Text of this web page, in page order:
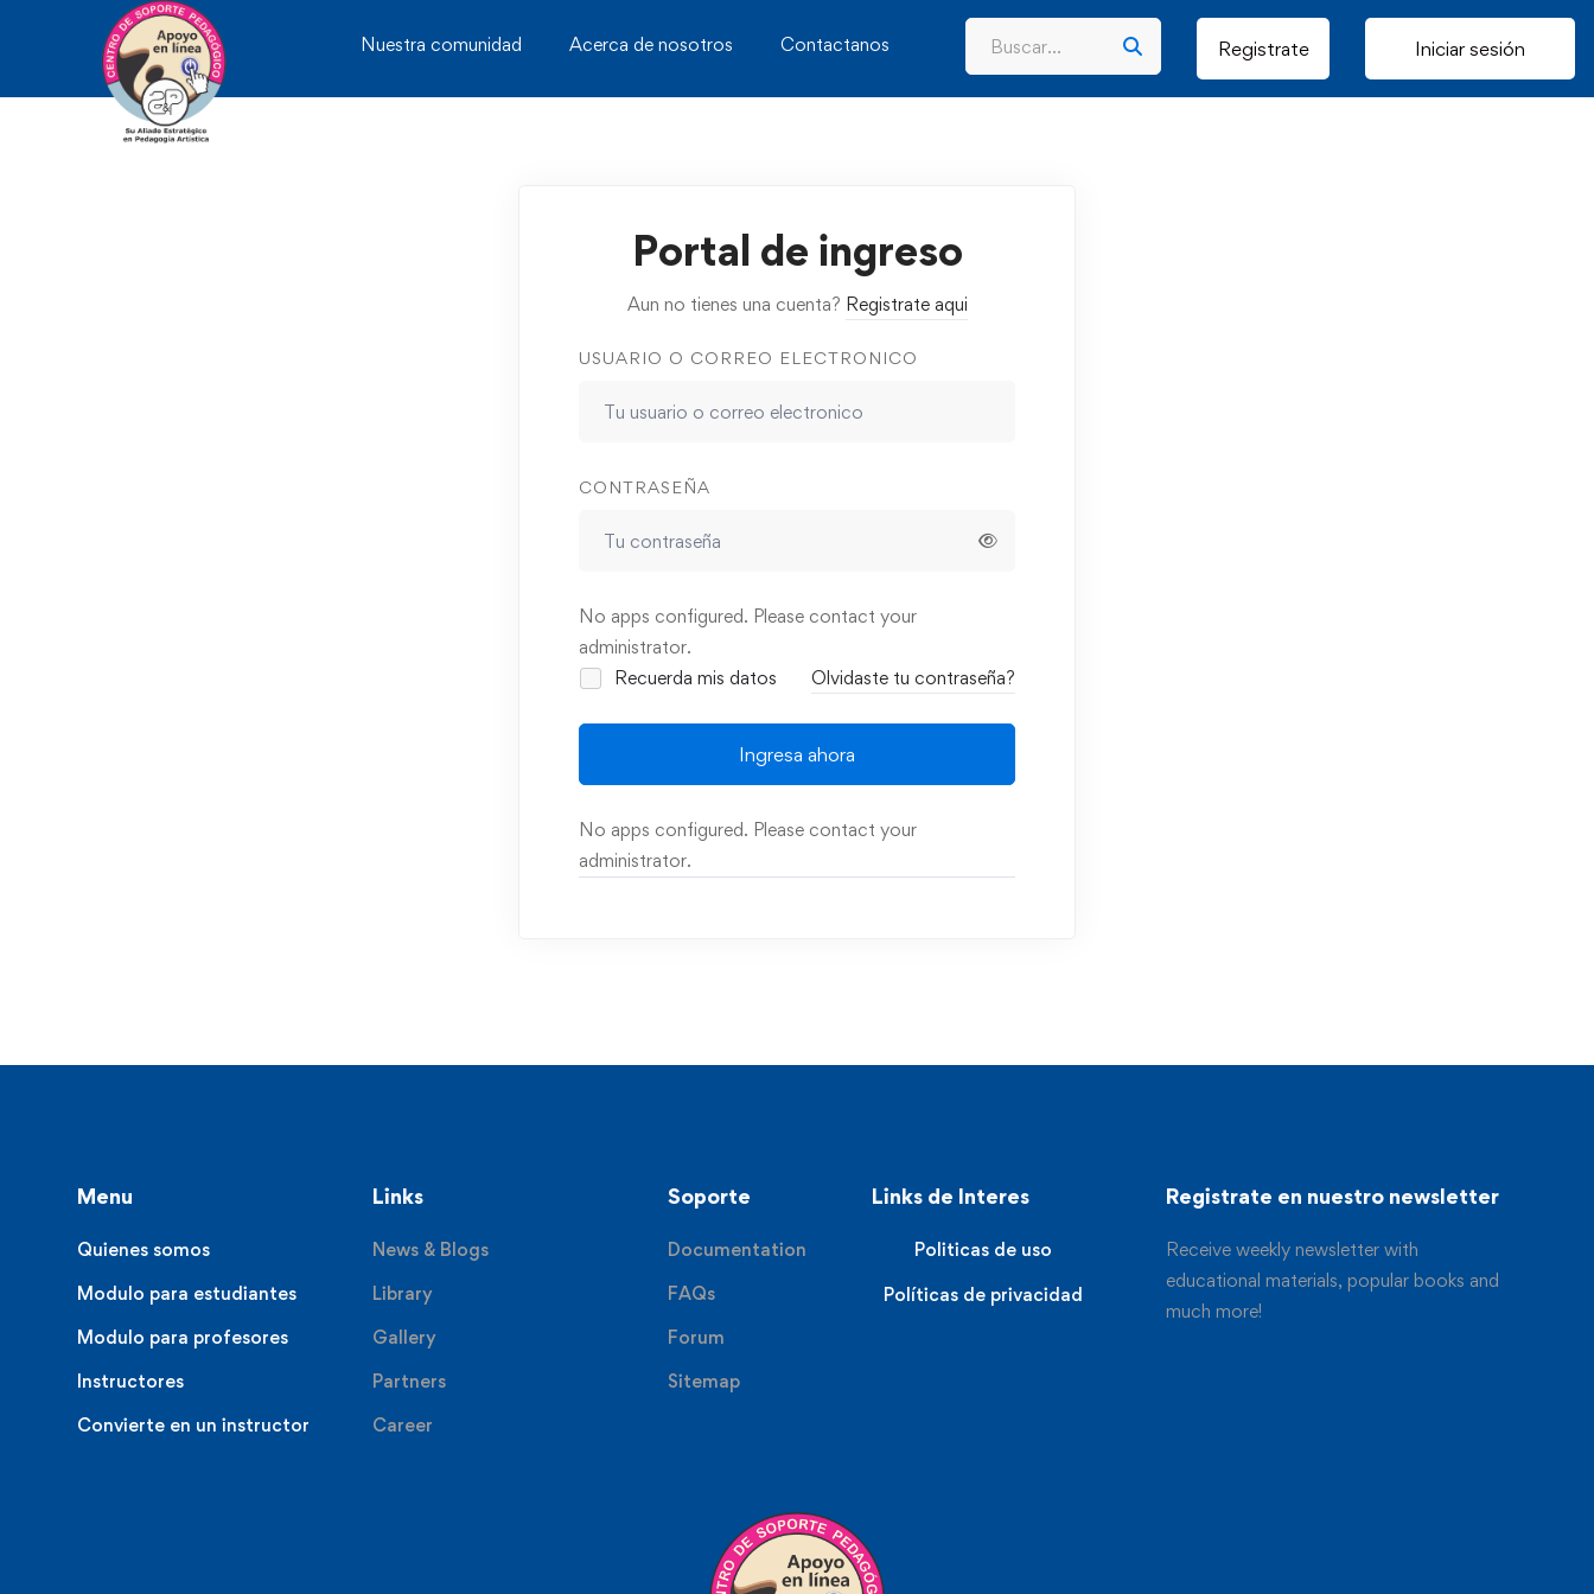
Nuestra comunidad Acerca de nosotros Contactanos Registrate Iniciar sesión
Portal de ingreso
Aun no tienes una cuenta? Registrate aqui
USUARIO O CORREO ELECTRONICO
CONTRASEÑA
No apps configured. Please contact your
administrator.
Recuerda mis datos
Olvidaste tu contraseña?
Ingresa ahora
No apps configured. Please contact your
administrator.
Menu
Quienes somos
Modulo para estudiantes
Modulo para profesores
Instructores
Convierte en un instructor
Links
News & Blogs
Library
Gallery
Partners
Career
Soporte
Documentation
FAQs
Forum
Sitemap
Links de Interes
Politicas de uso
Políticas de privacidad
Registrate en nuestro newsletter
Receive weekly newsletter with
educational materials, popular books and
much more!